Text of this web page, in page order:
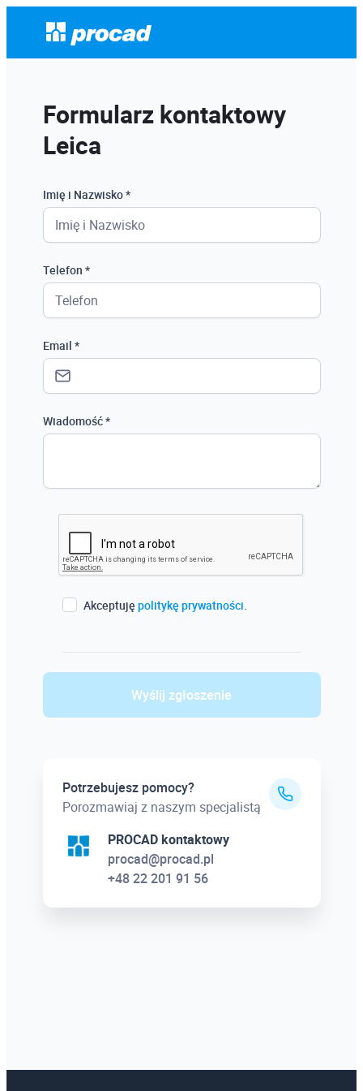
Formularz kontaktowy
Leica
Imię i Nazwisko *
Telefon *
Email *
Wiadomość *
Akceptuję politykę prywatności.
Wyślij zgłoszenie
Potrzebujesz pomocy?
Porozmawiaj z naszym specjalistą
PROCAD kontaktowy
procad@procad.pl
+48 22 201 91 56